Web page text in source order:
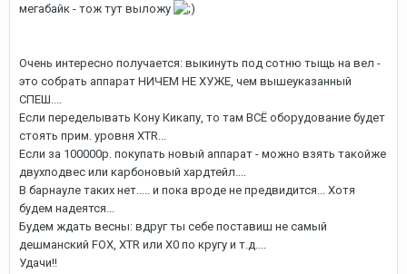
мегабайк - тож тут выложу
Очень интересно получается: выкинуть под сотню тыщь на вел -
это собрать аппарат НИЧЕМ НЕ ХУЖЕ, чем вышеуказанный
СПЕШ....
Если переделывать Кону Кикапу, то там ВСЁ оборудование будет
стоять прим. уровня XTR...
Если за 100000р. покупать новый аппарат - можно взять такойже
двухподвес или карбоновый хардтейл....
В барнауле таких нет..... и пока вроде не предвидится... Хотя
будем надеятся...
Будем ждать весны: вдруг ты себе поставиш не самый
дешманский FOX, XTR или X0 по кругу и т.д....
Удачи!!